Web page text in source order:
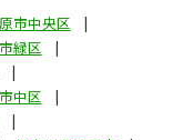
市中央区
緑区
中区